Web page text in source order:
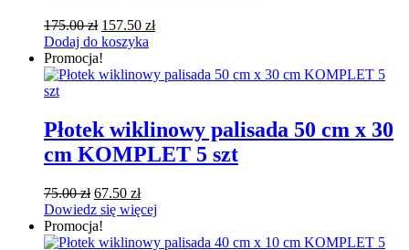
175.00zł Pierwotna
cena
wynosiła:
175.00 zł.
157.50 złAktualna
157.50 zł.
Dodaj do koszyka
Promocja!
Płotek wiklinowy palisada 50 cm x 30
cm KOMPLET 5 szt
75.00zł Pierwotna
cena
wynosiła:
75.00 zł.
67.50 złAktualna
cena
67.50 zł.
Dowiedz się więcej
Promocja!